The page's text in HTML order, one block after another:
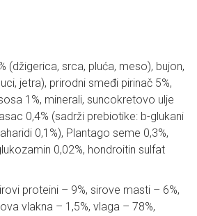
(džigerica, srca, pluća, meso), bujon,
jetra), prirodni smeđi pirinač 5%,
1%, minerali, suncokretovo ulje
0,4% (sadrži prebiotike: b-glukani
0,1%), Plantago seme 0,3%,
0,02%, hondroitin sulfat
proteini – 9%, sirove masti – 6%,
vlakna – 1,5%, vlaga – 78%,